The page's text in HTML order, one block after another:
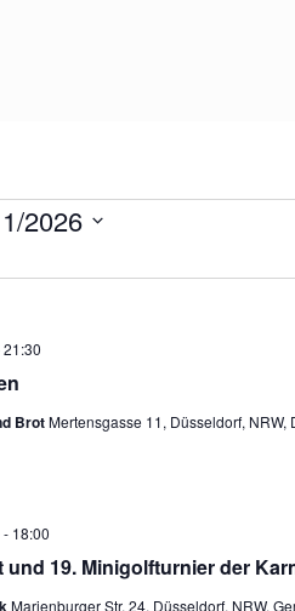
2026
21:30
BrotMertensgasse 11, Düsseldorf, NRW,
und 19. Minigolfturnier der
- 18:00
Marienburger Str. 24, Düsseldorf, NRW,